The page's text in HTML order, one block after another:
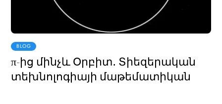
BLOG
π-ից մինչև Օրբիտ․ Տիեզերական
տեխնոլոգիայի մաթեմատիկան